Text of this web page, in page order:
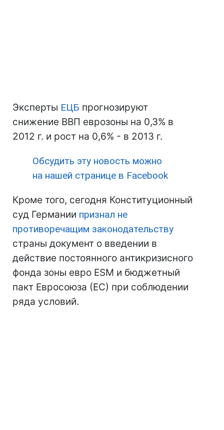
Эксперты ЕЦБ прогнозируют
снижение ВВП еврозоны на 0,3% в
2012 г. и рост на 0,6% - в 2013 г.
Обсудить эту новость можно
на нашей странице в Facebook
Кроме того, сегодня Конституционный
суд Германии признал не
противоречащим законодательству
страны документ о введении в
действие постоянного антикризисного
фонда зоны евро ESM и бюджетный
пакт Евросоюза (ЕС) при соблюдении
ряда условий.